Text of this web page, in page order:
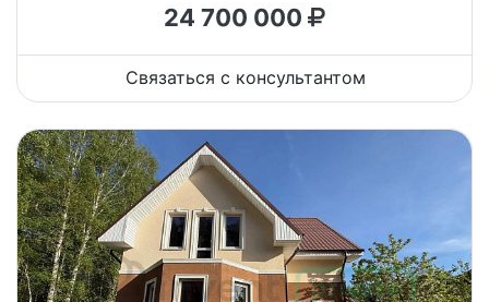
24 700 000
Связаться с консультантом